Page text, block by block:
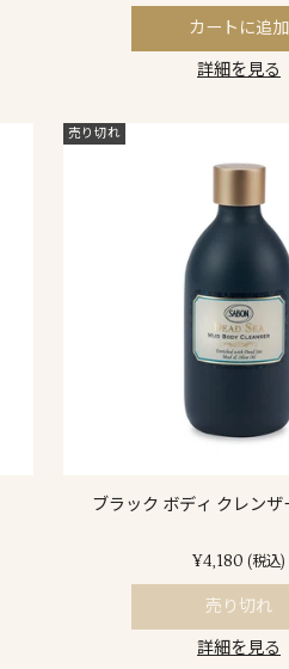
カートに追加
詳細を見る
売り切れ
ブラック ボディ クレンザ
¥4,180 (税込)
売り切れ
詳細を見る